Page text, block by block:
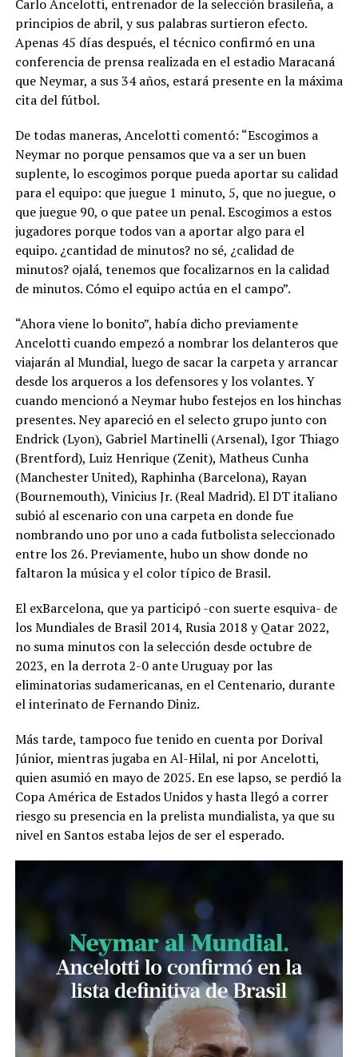
Carlo Ancelotti, entrenador de la selección brasileña, a
principios de abril, y sus palabras surtieron efecto.
Apenas 45 días después, el técnico confirmó en una
conferencia de prensa realizada en el estadio Maracaná
que Neymar, a sus 34 años, estará presente en la máxima
cita del fútbol.
De todas maneras, Ancelotti comentó: “Escogimos a
Neymar no porque pensamos que va a ser un buen
suplente, lo escogimos porque pueda aportar su calidad
para el equipo: que juegue 1 minuto, 5, que no juegue, o
que juegue 90, o que patee un penal. Escogimos a estos
jugadores porque todos van a aportar algo para el
equipo. ¿cantidad de minutos? no sé, ¿calidad de
minutos? ojalá, tenemos que focalizarnos en la calidad
de minutos. Cómo el equipo actúa en el campo”.
“Ahora viene lo bonito”, había dicho previamente
Ancelotti cuando empezó a nombrar los delanteros que
viajarán al Mundial, luego de sacar la carpeta y arrancar
desde los arqueros a los defensores y los volantes. Y
cuando mencionó a Neymar hubo festejos en los hinchas
presentes. Ney apareció en el selecto grupo junto con
Endrick (Lyon), Gabriel Martinelli (Arsenal), Igor Thiago
(Brentford), Luiz Henrique (Zenit), Matheus Cunha
(Manchester United), Raphinha (Barcelona), Rayan
(Bournemouth), Vinicius Jr. (Real Madrid). El DT italiano
subió al escenario con una carpeta en donde fue
nombrando uno por uno a cada futbolista seleccionado
entre los 26. Previamente, hubo un show donde no
faltaron la música y el color típico de Brasil.
El exBarcelona, que ya participó -con suerte esquiva- de
los Mundiales de Brasil 2014, Rusia 2018 y Qatar 2022,
no suma minutos con la selección desde octubre de
2023, en la derrota 2-0 ante Uruguay por las
eliminatorias sudamericanas, en el Centenario, durante
el interinato de Fernando Diniz.
Más tarde, tampoco fue tenido en cuenta por Dorival
Júnior, mientras jugaba en Al-Hilal, ni por Ancelotti,
quien asumió en mayo de 2025. En ese lapso, se perdió la
Copa América de Estados Unidos y hasta llegó a correr
riesgo su presencia en la prelista mundialista, ya que su
nivel en Santos estaba lejos de ser el esperado.